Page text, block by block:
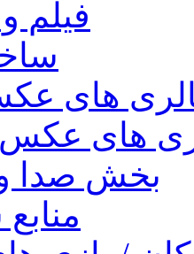
فیلم
های
های
بخش صدا